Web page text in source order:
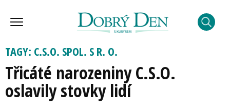
TAGY: C.S.O. SPOL. S R. O.
Třicáté narozeniny C.S.O.
oslavily stovky lidí